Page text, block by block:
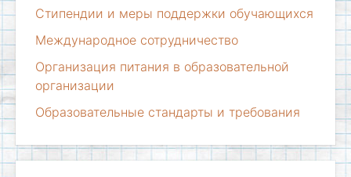
Стипендии и меры поддержки обучающихся
Международное сотрудничество
Организация питания в образовательной
организации
Образовательные стандарты и требования